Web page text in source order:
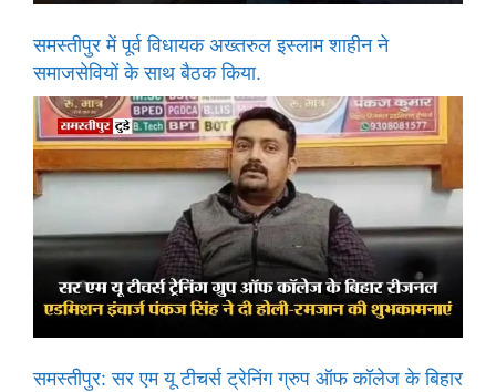
समस्तीपुर में पूर्व विधायक अख्तरुल इस्लाम शाहीन ने
समाजसेवियों के साथ बैठक किया.
समस्तीपुर: सर एम यू टीचर्स ट्रेनिंग ग्रुप ऑफ कॉलेज के बिहार